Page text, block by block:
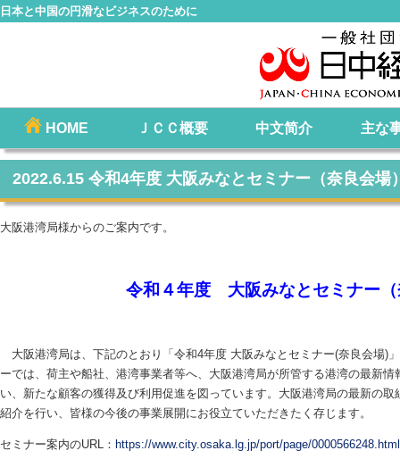
日本と中国の円滑なビジネスのために
メインメニュー
へ
HOME ＪＣＣ概要 中文简介 主な
2022.6.15 令和4年度 大阪みなとセミナー（奈良会場
大阪港湾局様からのご案内です。
令和４年度 大阪みなとセミナー（
大阪港湾局は、下記のとおり「令和4年度 大阪みなとセミナー(奈良会場)
ーでは、荷主や船社、港湾事業者等へ、大阪港湾局が所管する港湾の最新
い、新たな顧客の獲得及び利用促進を図っています。大阪港湾局の最新の
紹介を行い、皆様の今後の事業展開にお役立ていただきたく存じます。
セミナー案内のURL： https://www.city.osaka.lg.jp/port/page/0000566248.html